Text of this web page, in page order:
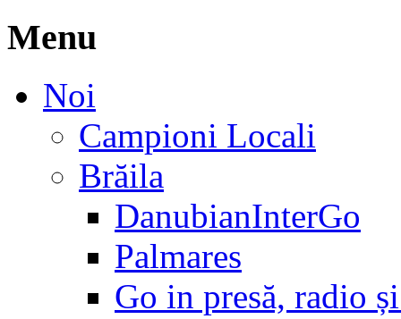
Menu
Noi
Campioni Locali
Brăila
DanubianInterGo
Palmares
Go in presă, radio